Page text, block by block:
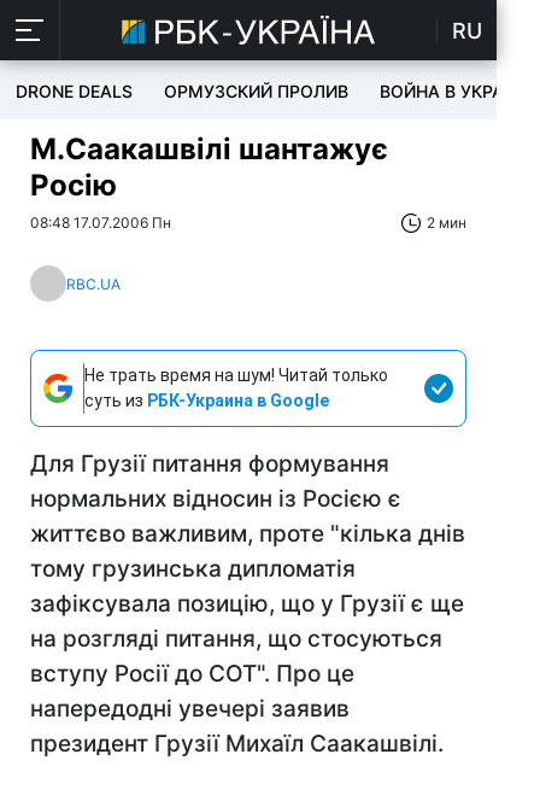
RU
DRONE DEALS ОРМУЗСКИЙ ПРОЛИВ ВОЙНА В УКРАИНЕ
М.Саакашвілі шантажує
Росію
08:48 17.07.2006 Пн 2 мин
RBC.UA
Не трать время на шум! Читай только
суть из РБК-Украина в Google
Для Грузії питання формування
нормальних відносин із Росією є
життєво важливим, проте "кілька днів
тому грузинська дипломатія
зафіксувала позицію, що у Грузії є ще
на розгляді питання, що стосуються
вступу Росії до СОТ". Про це
напередодні увечері заявив
президент Грузії Михаїл Саакашвілі.